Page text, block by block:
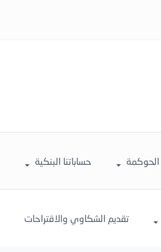
الحوكمة حساباتنا البنكية
تقديم الشكاوي والاقتراحات